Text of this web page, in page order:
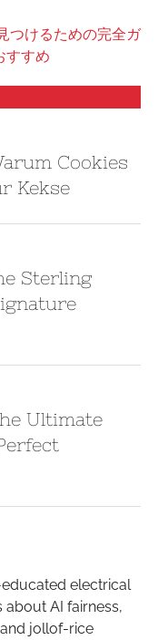
つけるための完全ガ
すすめ
Cookies
Kekse
Sterling
Ultimate
electrical
AI fairness,
jollof-rice